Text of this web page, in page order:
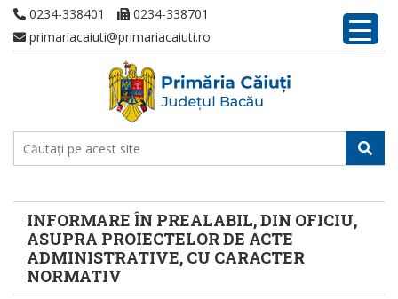
0234-338401
0234-338701
primariacaiuti@primariacaiuti.ro
INFORMARE ÎN PREALABIL, DIN OFICIU,
ASUPRA PROIECTELOR DE ACTE
ADMINISTRATIVE, CU CARACTER
NORMATIV